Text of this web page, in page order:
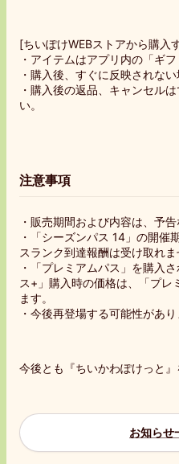
[ちいぽけWEBストアから購入
・アイテムはアプリ内の「ギ
・購入後、すぐに反映されない
・購入後の返品、キャンセル
い。
注意事項
・販売期間および内容は、予
・「シーズンパス 14」の開催
スランク到達報酬は受け取れま
・「プレミアムパス」を購入
ス+」購入時の価格は、「プレ
ます。
・今後再登場する可能性があり
今後とも『ちいかわぽけっと』
お知らせ